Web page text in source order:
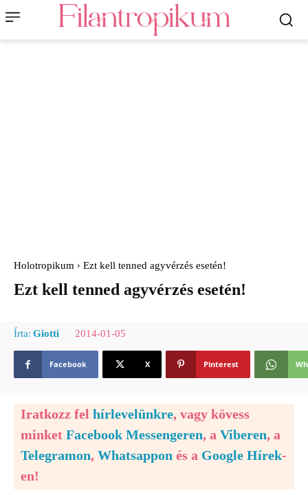
Holotropikum Ezt kell tenned agyvérzés esetén!
Ezt kell tenned agyvérzés esetén!
Írta: Giotti 2014-01-05
Facebook X Pinterest
Iratkozz fel hírlevelünkre, vagy kövess
minket Facebook Messengeren, a Viberen, a
Telegramon, Whatsappon és a Google Hírek-
en!